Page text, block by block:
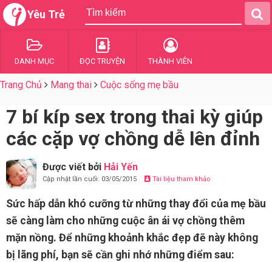
Yêu Trẻ
DANH MỤC ĐỌC TRUYỆN THÀNH VIÊN
Trang Chủ Mang thai Cuộc sống mẹ bầu
7 bí kíp sex trong thai kỳ giúp
các cặp vợ chồng dễ lên đỉnh
Được viết bởi Hải Yến
Cập nhật lần cuối: 03/05/2015 Tài liệu tham khảo
Sức hấp dẫn khó cưỡng từ những thay đổi của mẹ bầu
sẽ càng làm cho những cuộc ân ái vợ chồng thêm
mặn nồng. Để những khoảnh khắc đẹp đẽ này không
bị lãng phí, bạn sẽ cần ghi nhớ những điểm sau: